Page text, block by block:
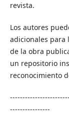
revista.
Los autores
adicionales para
de la obra
un repositorio
reconocimiento
----------------